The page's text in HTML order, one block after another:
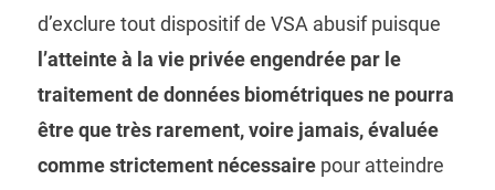
d’exclure tout dispositif de VSA abusif puisque
l’atteinte à la vie privée engendrée par le
traitement de données biométriques ne pourra
être que très rarement, voire jamais, évaluée
comme strictement nécessairepour atteindre